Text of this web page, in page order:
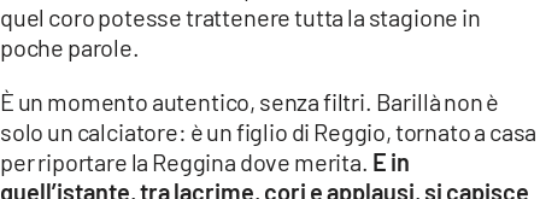
quel coro potesse trattenere tutta la stagione in
poche parole.
È un momento autentico, senza filtri. Barillà non è
solo un calciatore: è un figlio di Reggio, tornato a casa
per riportare la Reggina dove merita. E in
quell’istante, tra lacrime, cori e applausi, si capisce